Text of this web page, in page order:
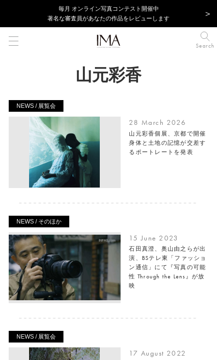
毎⽉ オンライン写真コンテスト開催中
著名な審査員があなたの作品をレビューします
Search
山元彩香
NEWS / 展覧会
28 March 2026
山元彩香個展、京都で開催
身体と土地の記憶が交差す
るポートレートを発表
NEWS / そのほか
15 June 2023
石田真澄、奥山由之らが出
演、BSテレ東「ファッショ
ン通信」にて『写真の可能
性 Through the Lens』が放
映
NEWS / 展覧会
17 August 2022